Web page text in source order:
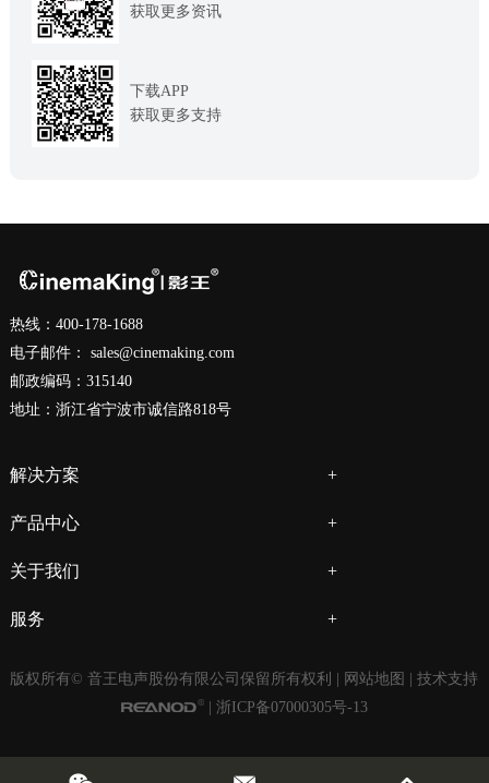
获取更多资讯
下载APP
获取更多支持
热线：400-178-1688
电子邮件： sales@cinemaking.com
邮政编码：315140
地址：浙江省宁波市诚信路818号
解决方案
产品中心
关于我们
服务
版权所有© 音王电声股份有限公司保留所有权利 | 网站地图
| 技术支持
浙ICP备07000305号-13